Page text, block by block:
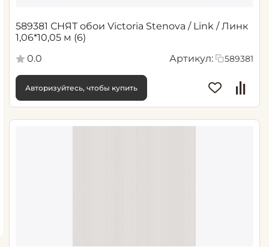
589381 СНЯТ обои Victoria Stenova / Link / Линк
1,06*10,05 м (6)
0.0
Артикул: 589381
Авторизуйтесь, чтобы купить